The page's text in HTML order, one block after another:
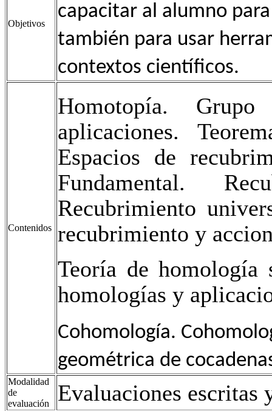
Objetivos
capacitar al alumno
también para usar
contextos científicos.
Contenidos
Homotopía.
aplicaciones.
Espacios de
Fundamental.
Recubrimiento
recubrimiento y
Teoría de
homologías y
Cohomología.
geométrica de
Modalidad
de
evaluación
Evaluaciones escritas